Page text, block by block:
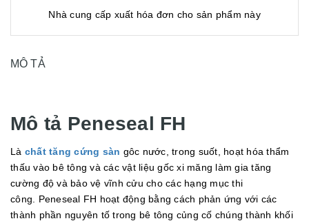
Nhà cung cấp xuất hóa đơn cho sản phẩm này
MÔ TẢ
Mô tả Peneseal FH
Là chất tăng cứng sàn gôc nước, trong suốt, hoạt hóa thẩm
thấu vào bê tông và các vật liệu gốc xi măng làm gia tăng
cường độ và bảo vệ vĩnh cửu cho các hạng mục thi
công. Peneseal FH hoạt động bằng cách phản ứng với các
thành phần nguyên tố trong bê tông củng cố chúng thành khối